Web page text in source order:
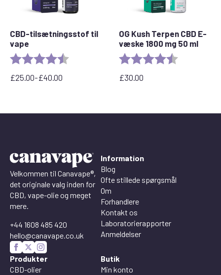
CBD-tilsætningsstof til
vape
Rating: 4.8 out of 5 stars
£25.00-£40.00
Prisinterval:
£40.00
OG Kush Terpen CBD E-
væske 1800 mg 50 ml
Rating: 4.6 out of 5
£30.00
Velkommen til Canavape®,
det originale valg inden for
CBD, vape-olie og meget
mere.
+44 1608 485 420
hello@canavape.co.uk
Information
Blog
Ofte stillede spørgsmål
Om
Forhandlere
Kontakt os
Laboratorierapporter
Anmeldelser
Produkter
CBD-olier
Butik
Min konto